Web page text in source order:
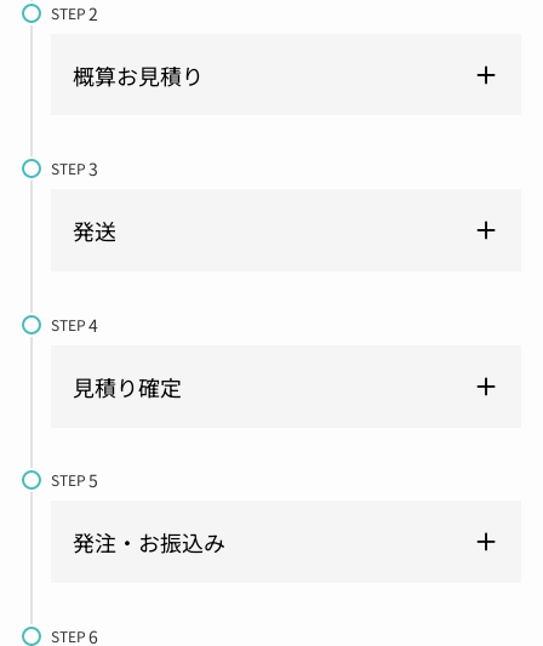
STEP
概算お見積り
STEP
発送
STEP
見積り確定
STEP
発注・お振込み
STEP